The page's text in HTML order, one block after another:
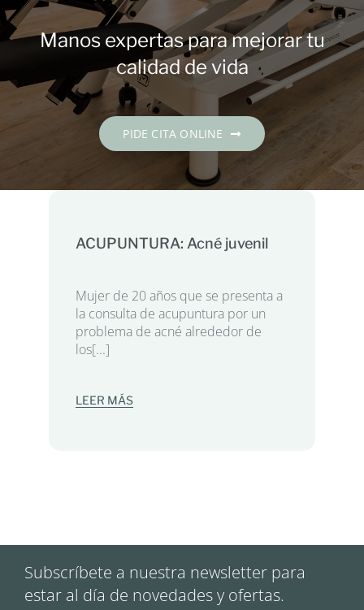
Contacto
Español
Manos expertas para mejorar tu
calidad de vida
PIDE CITA ONLINE
ACUPUNTURA: Acné juvenil
Mujer de 20 años que se presenta a
la consulta de acupuntura por un
problema de acné alrededor de
los[...]
LEER MÁS
Subscríbete a nuestra newsletter para
estar al día de novedades y ofertas.